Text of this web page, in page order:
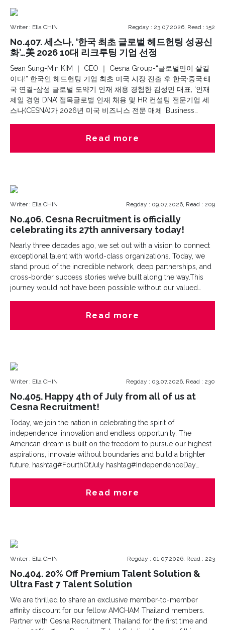
Writer : Ella CHIN Regday : 23.07.2026, Read : 152
No.407. 세스나, ‘한국 최초 글로벌 헤드헌팅 성공신
화’…美 2026 10대 리크루팅 기업 선정
Sean Sung-Min KIM ｜ CEO ｜ Cesna Group-“글로벌만이 살길
이다!” 한국인 헤드헌팅 기업 최초 미국 시장 진출 후 한국·중국·태
국 연결-삼성 글로벌 도약기 인재 채용 경험한 김성민 대표, ‘인재
제일 경영 DNA’ 접목글로벌 인재 채용 및 HR 컨설팅 전문기업 세
스나(CESNA)가 2026년 미국 비즈니스 전문 매체 'Business
Leading Recruitment Companies of the Year 2026 올해의 10대
리크루팅 기업)'에 선정됐다.세스나 측은 미국 본사를 중심으로 한
었다고 밝혔다.업계에서는 세스나를 한국계 헤드헌팅 기업 가운데
글로벌 시장에 선제적으로 진출한 사례로 보고 있다. 국내 다수 헤
드헌팅 기업이 한국 시장 중심으로 성장해 온 것과 달리, 세스나는
"글로벌만이 살길이다(Global is the only way forward)"라는 방향
아래 1999년 미국 뉴저지에 본사를 설립하며 해외 시장에 진출했
다. 이후 미국과 한국, 중국, 태국을 연결하는 채용 네트워크를 구
축하며 북미와 아시아를 잇는 Executive Search 기반을 넓혀왔
다.Business Chief는 세스나가 단순 인재 소개를 넘어 글로벌 인재
확보 전략, 조직문화 적합성 평가, 마켓 매핑(Market Mapping), 국
가 간 인재 이동, 리더십 구축 등까지 지원하는 전략적 HR 파트너
역할을 수행하고 있다고 평가했다.세스나의 경쟁력은 글로벌 네트
워크에만 머물지 않는다. 김성민(Sean Kim) 대표는 삼성이 글로벌
시장에서 본격적으로 도약하던 1990년대, 글로벌 인재 확보와 조
체감했다고 설명한다. 이후 세스나는 고객사의 핵심 인재 확보 전
더십 구조, 장기 경쟁력까지 함께 고려하는 방식이 세스나의 차별
대 흐름 속에서 미국과 아시아를 중심으로 인재 확보 경쟁도 한층
치열해지고 있다. 한국 기업들의 미국·중국·태국 진출과 글로벌 기
업들의 한국 및 아시아 투자 확대에 따라 해외 법인 설립, 신규 공
어나는 추세다.다국적 기업들은 해외 진출 시 필연적으로 발생하
는 문화적 충돌과 조기 퇴사 리스크를 최소화하기 위해, 조직 설계
와 리더십 안착까지 책임지는 종합 HR 컨설팅 역량을 파트너 선정
의 최우선 기준으로 삼는 분위기다. 크로스보더(Cross-border) 채
용의 성공 여부가 곧 글로벌 비즈니스의 생존과 직결되는 시대가
도래한 것이다.세스나는 반도체, IT, AI, 자동차, 전기차, 제조, 화학,
소비재(FMCG), 헬스케어, 의료기기, 제약, 금융, 물류 및 공급망
다.이상현 기자2026.07.13출처 : 아시아경제
Achieves ‘First Korean Global Headhunting Success Story’...
Named to U.S. 2026 Top 10 Recruitment Companies- "Global
Is the Only Way Forward": First Korean Headhunting Firm to
Enter the U.S. Market, Connecting Korea, China, and Thailand-
CEO Sean Sungmin Kim, Who Witnessed Samsung's Global
Expansion, Embeds 'Talent-First Management DNA'View
original imageCesna Group, a global talent acquisition and HR
Read more
Writer : Ella CHIN Regday : 09.07.2026, Read : 209
No.406. Cesna Recruitment is officially
celebrating its 27th anniversary today!
Nearly three decades ago, we set out with a vision to connect
exceptional talent with world-class organizations. Today, we
stand proud of the incredible network, deep partnerships, and
cross-border success stories we’ve built along the way.This
journey would not have been possible without our valued
inspires us to continuously improve and to our candidates for
the absolute privilege of walking alongside them on their paths
half of the year, Cesna Recruitment is committed to
continuously updating and upgrading our talent solutions with
the latest technology. By blending cutting-edge tools with our
deep market expertise, we aim to deliver even faster, smarter,
and more precise recruitment strategies.
Read more
Writer : Ella CHIN Regday : 03.07.2026, Read : 230
No.405. Happy 4th of July from all of us at
Cesna Recruitment!
Today, we join the nation in celebrating the spirit of
independence, innovation and endless opportunity. The
American dream is built on the freedom to pursue our highest
aspirations, innovate without boundaries and build a brighter
future. hashtag#FourthOfJuly hashtag#IndependenceDay
Read more
Writer : Ella CHIN Regday : 01.07.2026, Read : 223
No.404. 20% Off Premium Talent Solution &
Ultra Fast 7 Talent Solution
We are thrilled to share an exclusive member-to-member
affinity discount for our fellow AMCHAM Thailand members.
Partner with Cesna Recruitment Thailand for the first time and